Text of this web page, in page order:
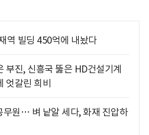
역 빌딩 450억에 내놨다
부진, 신흥국 뚫은 HD건설기계
엇갈린 희비
무원… 벼 낱알 세다, 화재 진압하